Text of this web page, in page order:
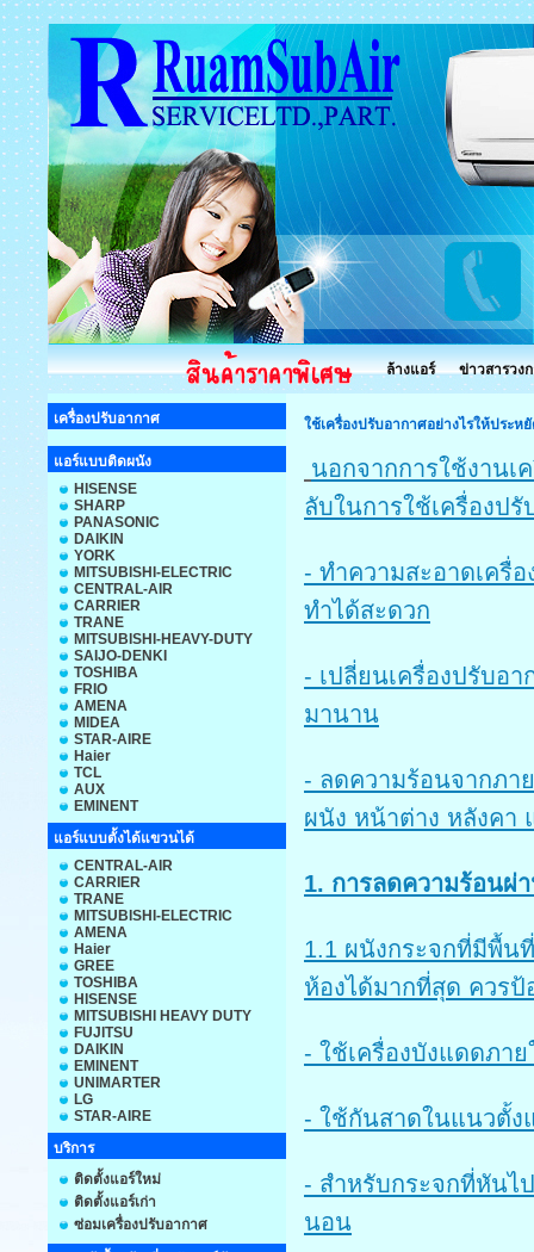
ล้างแอร์ ข่าวสารวง
เครื่องปรับอากาศ
แอร์แบบติดผนัง
HISENSE
SHARP
PANASONIC
DAIKIN
YORK
MITSUBISHI-ELECTRIC
CENTRAL-AIR
CARRIER
TRANE
MITSUBISHI-HEAVY-DUTY
SAIJO-DENKI
TOSHIBA
FRIO
AMENA
MIDEA
STAR-AIRE
Haier
TCL
AUX
EMINENT
แอร์แบบตั้งได้แขวนได้
CENTRAL-AIR
CARRIER
TRANE
MITSUBISHI-ELECTRIC
AMENA
Haier
GREE
TOSHIBA
HISENSE
MITSUBISHI HEAVY DUTY
FUJITSU
DAIKIN
EMINENT
UNIMARTER
LG
STAR-AIRE
บริการ
ติดตั้งแอร์ใหม่
ติดตั้งแอร์เก่า
ซ่อมเครื่องปรับอากาศ
ใช้เครื่องปรับอากาศอย่างไรให้ประห
นอกจากการใช้งานเ
ลับในการใช้เครื่องป
- ทำความสะอาดเครื่
ทำได้สะดวก
- เปลี่ยนเครื่องปรับอ
มานาน
- ลดความร้อนจากภา
ผนัง หน้าต่าง หลังคา
1. การลดความร้อนผ่
1.1 ผนังกระจกที่มีพื้น
ห้องได้มากที่สุด ควร
- ใช้เครื่องบังแดดภา
- ใช้กันสาดในแนวตั้ง
- สำหรับกระจกที่หันไ
นอน